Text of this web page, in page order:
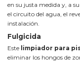
en su justa medida y, a
el circuito del agua, el
instalación.
Fulgicida
Este limpiador para
eliminar los hongos de